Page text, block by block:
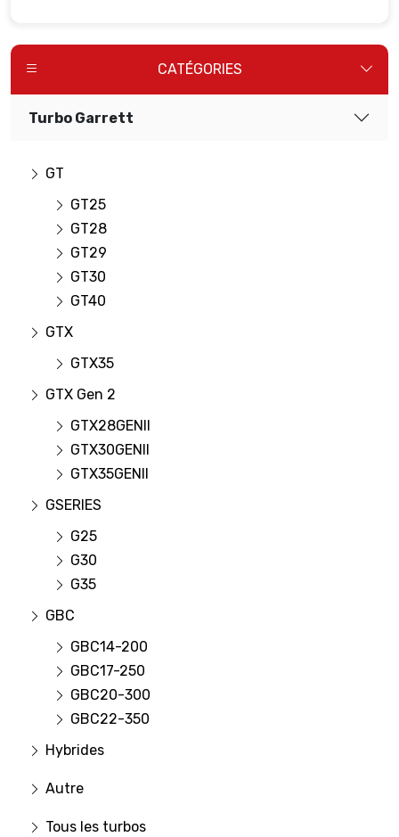
CATÉGORIES
Turbo Garrett
GT
GT25
GT28
GT29
GT30
GT40
GTX
GTX35
GTX Gen 2
GTX28GENII
GTX30GENII
GTX35GENII
GSERIES
G25
G30
G35
GBC
GBC14-200
GBC17-250
GBC20-300
GBC22-350
Hybrides
Autre
Tous les turbos